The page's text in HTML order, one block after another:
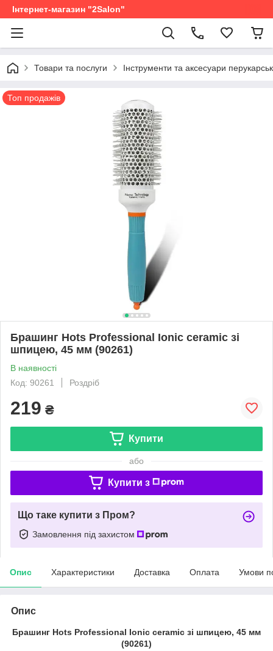
Інтернет-магазин "2Salon"
Товари та послуги Інструменти та аксесуари
Топ продажів
Брашинг Hots Professional Ionic ceramic зі
шпицею, 45 мм (90261)
В наявності
Код: 90261
Роздріб
219 ₴
Купити
або
Купити з
Що таке купити з Пром?
Замовлення під захистом
Опис Характеристики Доставка Оплата Умови
Опис
Брашинг Hots Professional Ionic ceramic зі шпицею, 45 мм
(90261)